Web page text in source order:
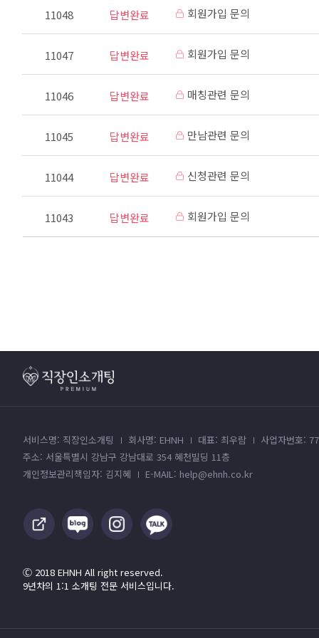
11048 답변완료 회원가입 문의
11047 답변완료 회원가입 문의
11046 답변완료 매칭관련 문의
11045 답변완료 만남관련 문의
11044 답변완료 신청관련 문의
11043 답변완료 회원가입 문의
서비스명: 직장인소개팅 회사명: EHNH 대표: 최우람
사업자번호:
주소: 서울특별시 강남구 강남대로 354 혜천빌딩 11층
개인정보관리책임자: 김지혜
E-MAIL: help@ehnh.co.kr
Ⓒ 2018 EHNH All right reserved.
9년차의 1:1 소개팅 전문 서비스입니다.